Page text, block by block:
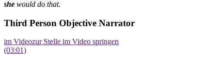
she would do that.
Third Person Objective Narrator
im Videozur Stelle im Video springen
(03:01)